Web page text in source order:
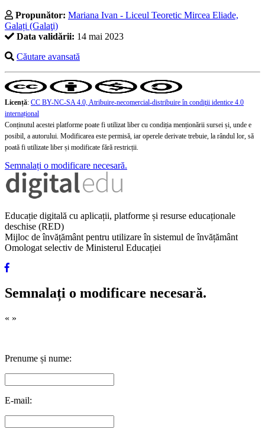
Propunător: Mariana Ivan - Liceul Teoretic Mircea Eliade,
Galați (Galaţi)
Data validării: 14 mai 2023
Căutare avansată
Licență: CC BY-NC-SA 4.0, Atribuire-necomercial-distribuire în condiţii identice 4.0
internațional
Conținutul acestei platforme poate fi utilizat liber cu condiția menționării sursei și, unde e
posibil, a autorului. Modificarea este permisă, iar operele derivate trebuie, la rândul lor, să
poată fi utilizate liber și modificate fără restricții.
Semnalați o modificare necesară.
Educație digitală cu aplicații, platforme și resurse educaționale
deschise (RED)
Mijloc de învățământ pentru utilizare în sistemul de învățământ
Omologat selectiv de Ministerul Educației
Semnalați o modificare necesară.
« »
Prenume și nume:
E-mail: